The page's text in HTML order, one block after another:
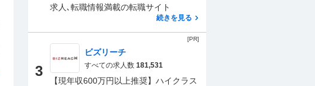
求人､転職情報満載の転職サイト
続きを見る
[PR]
3
ビズリーチ
すべての求人数 181,531
【現年収600万円以上推奨】ハイクラス